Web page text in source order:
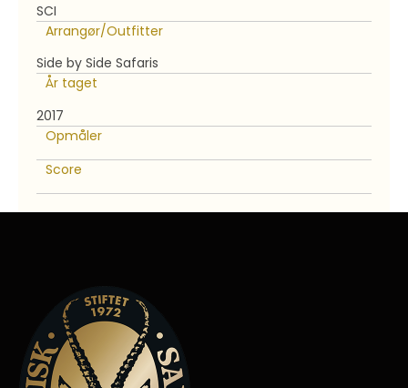
SCI
Arrangør/Outfitter
Side by Side Safaris
År taget
2017
Opmåler
Score